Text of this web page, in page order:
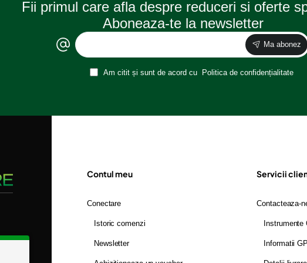
Fii primul care afla despre reduceri si oferte
Aboneaza-te la newsletter
Ma abonez
Am citit și sunt de acord cu Politica de confidențialitate
Contul meu
Conectare
Istoric comenzi
Newsletter
Servicii
Contacteaza-
Instrumente
Informatii